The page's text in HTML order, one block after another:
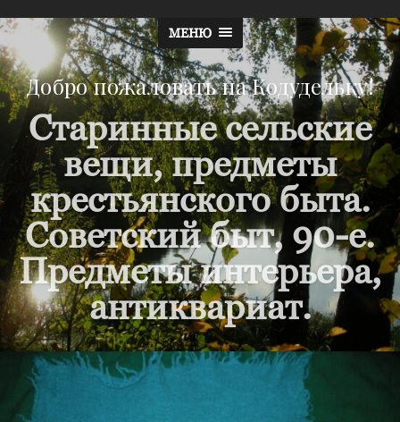
МЕНЮ
Добро пожаловать на Кодудельку!
Старинные сельские
вещи, предметы
крестьянского быта.
Советский быт, 90-е.
Предметы интерьера,
антиквариат.